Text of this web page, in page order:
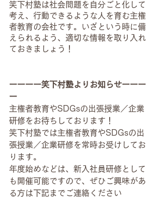
笑下村塾は社会問題を自分ごと化して
考え、行動できるような人を育む主権
者教育の会社です。いざという時に備
えられるよう、適切な情報を取り入れ
ておきましょう！
ーーーー笑下村塾よりお知らせーーー
ー
主権者教育やSDGsの出張授業／企業
研修をお待ちしております！
笑下村塾では主権者教育やSDGsの出
張授業／企業研修を常時お受けしてお
ります。
年度始めなどは、新入社員研修として
も開催可能ですので、ぜひご興味があ
る方は下記までご連絡ください